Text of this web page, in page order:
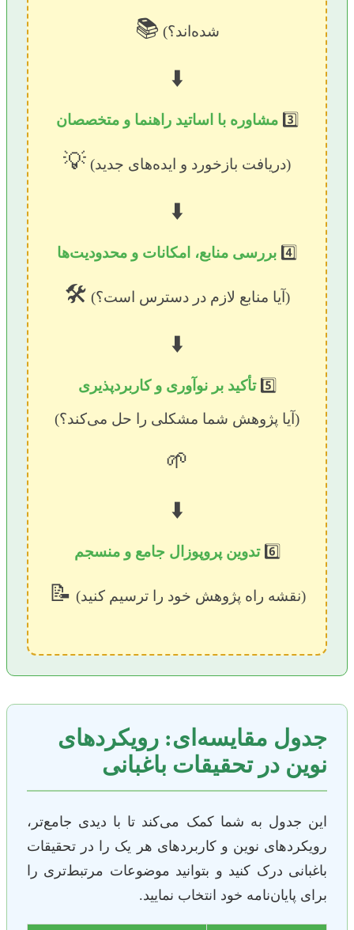
شده‌اند؟) 📚
⬇️
3️⃣ مشاوره با اساتید راهنما و متخصصان
(دریافت بازخورد و ایده‌های جدید) 💡
⬇️
4️⃣ بررسی منابع، امکانات و محدودیت‌ها
(آیا منابع لازم در دسترس است؟) 🛠️
⬇️
5️⃣ تأکید بر نوآوری و کاربردپذیری
(آیا پژوهش شما مشکلی را حل می‌کند؟)
🌱
⬇️
6️⃣ تدوین پروپوزال جامع و منسجم
(نقشه راه پژوهش خود را ترسیم کنید) 📝
جدول مقایسه‌ای: رویکردهای
نوین در تحقیقات باغبانی
این جدول به شما کمک می‌کند تا با دیدی جامع‌تر،
رویکردهای نوین و کاربردهای هر یک را در تحقیقات
باغبانی درک کنید و بتوانید موضوعات مرتبط‌تری را
برای پایان‌نامه خود انتخاب نمایید.